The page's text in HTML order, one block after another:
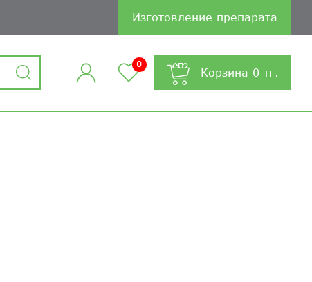
Изготовление препарата
0
Корзина 0 тг.